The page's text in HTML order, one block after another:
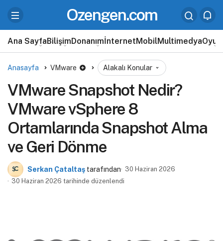
Ozengen.com
Ana SayfaBilişimDonanımİnternetMobilMultimedyaOyun
Anasayfa VMware Alakalı Konular
VMware Snapshot Nedir?
VMware vSphere 8
Ortamlarında Snapshot Alma
ve Geri Dönme
Serkan Çataltaş tarafından
30 Haziran 2026
30 Haziran 2026 tarihinde düzenlendi